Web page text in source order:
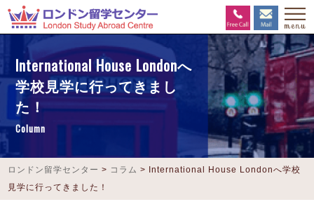
International House Londonへ
学校見学に行ってきまし
た！
Column
ロンドン留学センター > コラム >
International House Londonへ学校
見学に行ってきました！